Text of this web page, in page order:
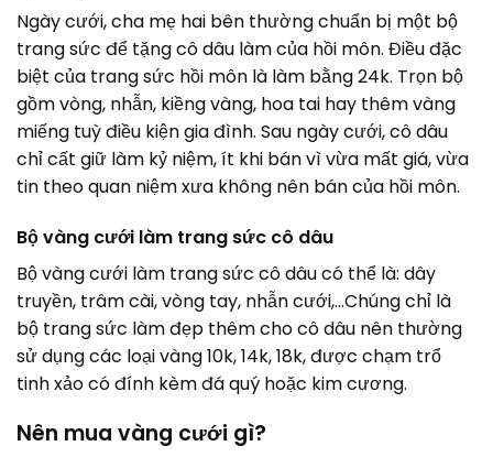
Ngày cưới, cha mẹ hai bên thường chuẩn bị một bộ
trang sức để tặng cô dâu làm của hồi môn. Điều đặc
biệt của trang sức hồi môn là làm bằng 24k. Trọn bộ
gồm vòng, nhẫn, kiềng vàng, hoa tai hay thêm vàng
miếng tuỳ điều kiện gia đình. Sau ngày cưới, cô dâu
chỉ cất giữ làm kỷ niệm, ít khi bán vì vừa mất giá, vừa
tin theo quan niệm xưa không nên bán của hồi môn.
Bộ vàng cưới làm trang sức cô dâu
Bộ vàng cưới làm trang sức cô dâu có thể là: dây
truyền, trâm cài, vòng tay, nhẫn cưới,…Chúng chỉ là
bộ trang sức làm đẹp thêm cho cô dâu nên thường
sử dụng các loại vàng 10k, 14k, 18k, được chạm trổ
tinh xảo có đính kèm đá quý hoặc kim cương.
Nên mua vàng cưới gì?